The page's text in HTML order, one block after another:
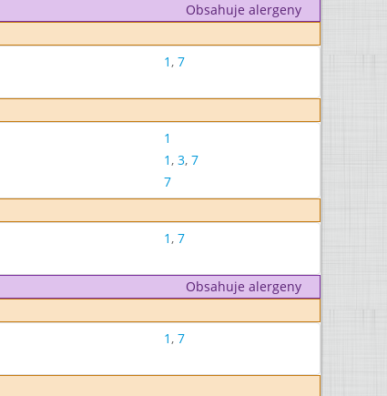
Obsahuje alergeny
1, 7
1
1, 3, 7
7
1, 7
Obsahuje alergeny
1, 7